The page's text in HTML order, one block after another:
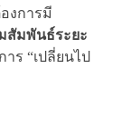
งการมี
สัมพันธ์ระยะ
ร “เปลี่ยนไป